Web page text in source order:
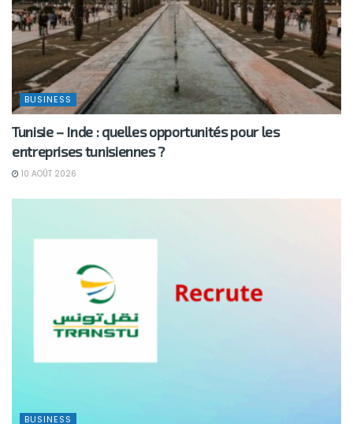
BUSINESS
Tunisie – Inde : quelles opportunités pour les
entreprises tunisiennes ?
10 AOÛT 2026
BUSINESS